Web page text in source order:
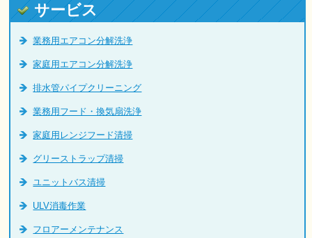
サービス
業務用エアコン分解洗浄
家庭用エアコン分解洗浄
排水管パイプクリーニング
業務用フード・換気扇洗浄
家庭用レンジフード清掃
グリーストラップ清掃
ユニットバス清掃
ULV消毒作業
フロアーメンテナンス